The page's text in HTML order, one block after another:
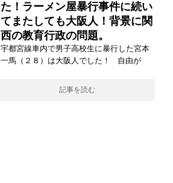
た！ラーメン屋暴行事件に続い
てまたしても大阪人！背景に関
西の教育行政の問題。
宇都宮線車内で男子高校生に暴行した宮本
一馬（２８）は大阪人でした！ 自由が
記事を読む